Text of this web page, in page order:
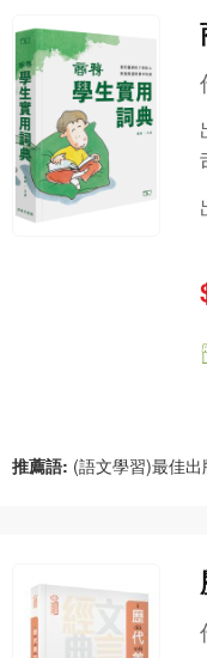
推薦語: (語文學習)最佳出